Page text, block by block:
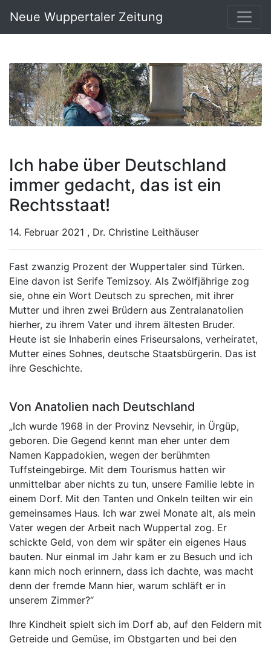
Neue Wuppertaler Zeitung
Ich habe über Deutschland
immer gedacht, das ist ein
Rechtsstaat!
14. Februar 2021 , Dr. Christine Leithäuser
Fast zwanzig Prozent der Wuppertaler sind Türken.
Eine davon ist Serife Temizsoy. Als Zwölfjährige zog
sie, ohne ein Wort Deutsch zu sprechen, mit ihrer
Mutter und ihren zwei Brüdern aus Zentralanatolien
hierher, zu ihrem Vater und ihrem ältesten Bruder.
Heute ist sie Inhaberin eines Friseursalons, verheiratet,
Mutter eines Sohnes, deutsche Staatsbürgerin. Das ist
ihre Geschichte.
Von Anatolien nach Deutschland
„Ich wurde 1968 in der Provinz Nevsehir, in Ürgüp,
geboren. Die Gegend kennt man eher unter dem
Namen Kappadokien, wegen der berühmten
Tuffsteingebirge. Mit dem Tourismus hatten wir
unmittelbar aber nichts zu tun, unsere Familie lebte in
einem Dorf. Mit den Tanten und Onkeln teilten wir ein
gemeinsames Haus. Ich war zwei Monate alt, als mein
Vater wegen der Arbeit nach Wuppertal zog. Er
schickte Geld, von dem wir später ein eigenes Haus
bauten. Nur einmal im Jahr kam er zu Besuch und ich
kann mich noch erinnern, dass ich dachte, was macht
denn der fremde Mann hier, warum schläft er in
unserem Zimmer?“
Ihre Kindheit spielt sich im Dorf ab, auf den Feldern mit
Getreide und Gemüse, im Obstgarten und bei den